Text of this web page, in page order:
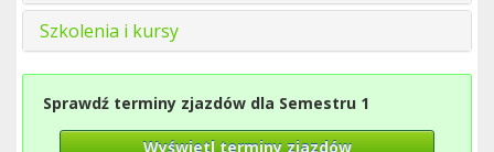
Szkolenia i kursy
Sprawdź terminy zjazdów dla Semestru 1
Wyświetl terminy zjazdów